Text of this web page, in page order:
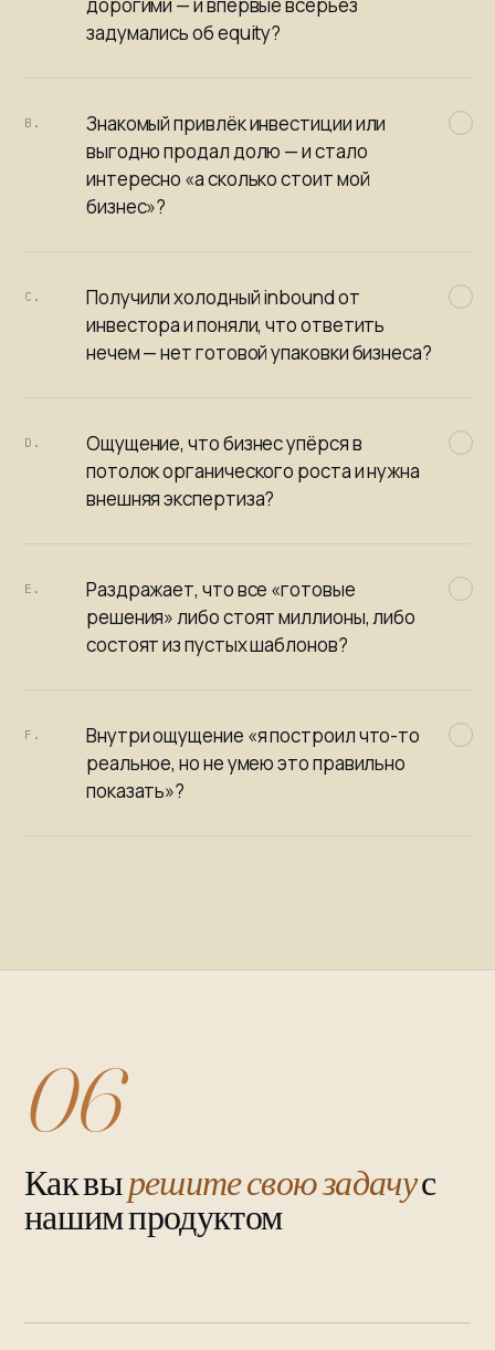
задумались об equity?
B.
Знакомый привлёк инвестиции или
выгодно продал долю — и стало
интересно «а сколько стоит мой
бизнес»?
C.
Получили холодный inbound от
инвестора и поняли, что ответить
нечем — нет готовой упаковки бизнеса?
D.
Ощущение, что бизнес упёрся в
потолок органического роста и нужна
внешняя экспертиза?
E.
Раздражает, что все «готовые
решения» либо стоят миллионы, либо
состоят из пустых шаблонов?
F.
Внутри ощущение «я построил что-то
реальное, но не умею это правильно
показать»?
06
Как вырешите свою задачус
нашим продуктом